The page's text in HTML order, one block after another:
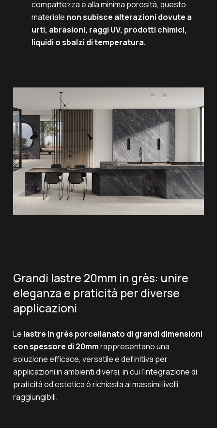
compattezza e alla minima porosità, questo
materiale non subisce alterazioni dovute a
urti, abrasioni, raggi UV, prodotti chimici,
liquidi o sbalzi di temperatura.
Grandi lastre 20mm in grès: unire
eleganza e praticità per diverse
applicazioni
Le lastre in grès porcellanato di grandi dimensioni
con spessore di 20mmrappresentano una
soluzione efficace, versatile e definitiva per
applicazioni in ambienti diversi, in cui l’integrazione di
praticità ed estetica è richiesta ai massimi livelli
raggiungibili.